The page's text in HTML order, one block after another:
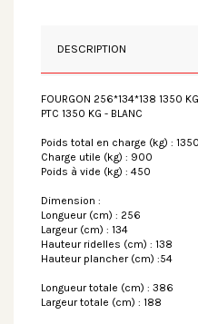
DESCRIPTION
FOURGON 256*134*138 1350
PTC 1350 KG - BLANC
Poids total en charge (kg) : 1350
Charge utile (kg) : 900
Poids à vide (kg) : 450
Dimension :
Longueur (cm) : 256
Largeur (cm) : 134
Hauteur ridelles (cm) : 138
Hauteur plancher (cm) :54
Longueur totale (cm) : 386
Largeur totale (cm) : 188